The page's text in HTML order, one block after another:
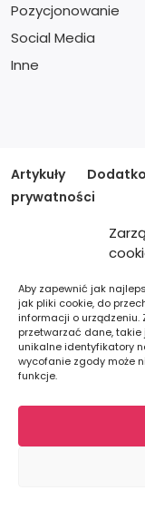
Aby zapewnić jak
jak pliki cookie, do
informacji o
przetwarzać dane,
unikalne identyfikatory
wycofanie zgody może
funkcje.
Pozycjonowanie
Social Media
Inne
Artykuły
prywatności